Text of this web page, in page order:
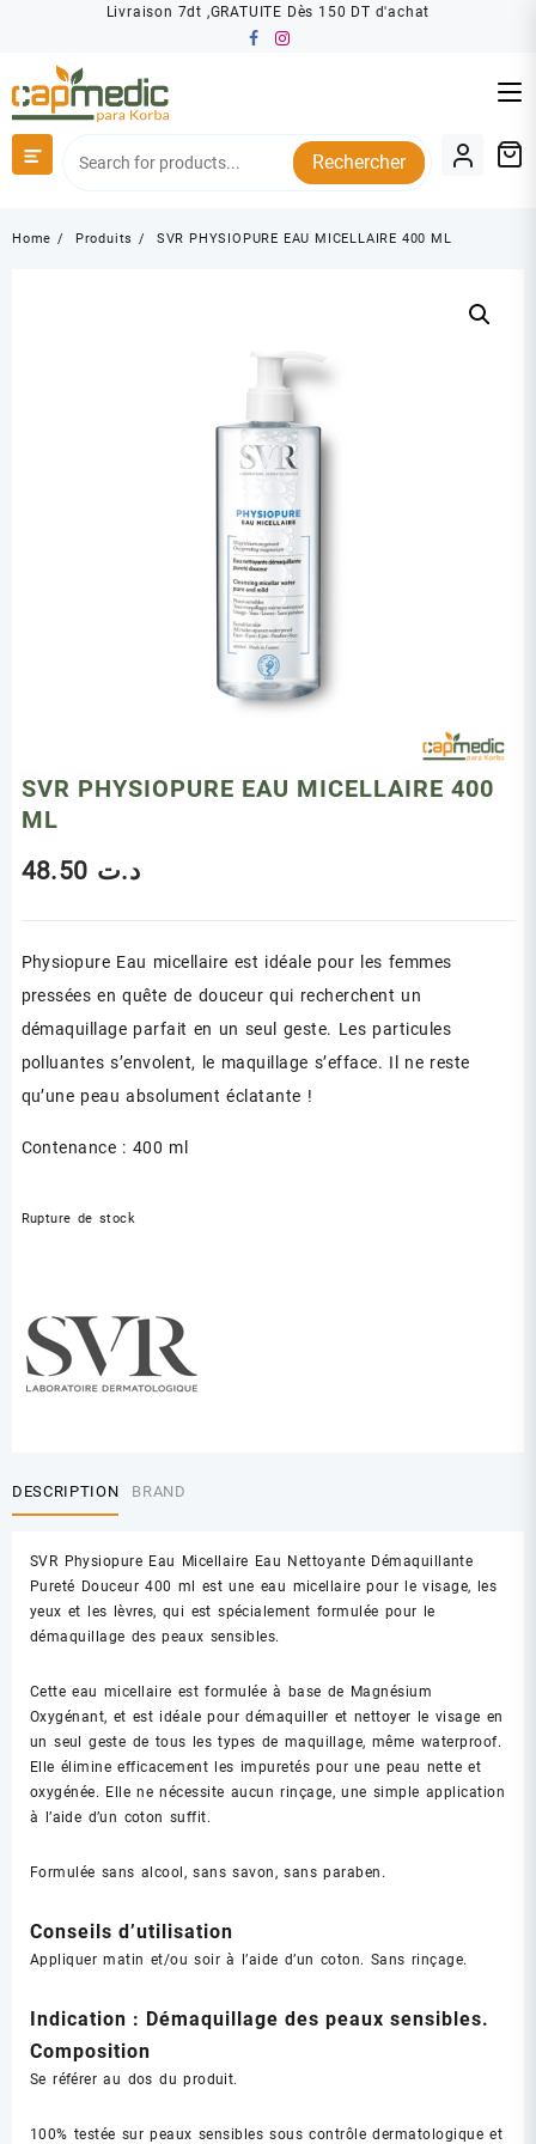
Livraison 7dt ,GRATUITE Dès 150 DT d'achat
Rechercher
Home Produits SVR PHYSIOPURE EAU MICELLAIRE 400 ML
SVR PHYSIOPURE EAU MICELLAIRE 400
ML
د.ت
Physiopure Eau micellaire est idéale pour les femmes
pressées en quête de douceur qui recherchent un
démaquillage parfait en un seul geste. Les particules
polluantes s’envolent, le maquillage s’efface. Il ne reste
qu’une peau absolument éclatante !
Contenance : 400 ml
Rupture de stock
DESCRIPTION BRAND
SVR Physiopure Eau Micellaire Eau Nettoyante Démaquillante
Pureté Douceur 400 ml est une eau micellaire pour le visage, les
yeux et les lèvres, qui est spécialement formulée pour le
démaquillage des peaux sensibles.
Cette eau micellaire est formulée à base de Magnésium
Oxygénant, et est idéale pour démaquiller et nettoyer le visage en
un seul geste de tous les types de maquillage, même waterproof.
Elle élimine efficacement les impuretés pour une peau nette et
oxygénée. Elle ne nécessite aucun rinçage, une simple application
à l’aide d’un coton suffit.
Formulée sans alcool, sans savon, sans paraben.
Conseils d’utilisation
Appliquer matin et/ou soir à l’aide d’un coton. Sans rinçage.
Indication : Démaquillage des peaux sensibles.
Composition
Se référer au dos du produit.
100% testée sur peaux sensibles sous contrôle dermatologique et